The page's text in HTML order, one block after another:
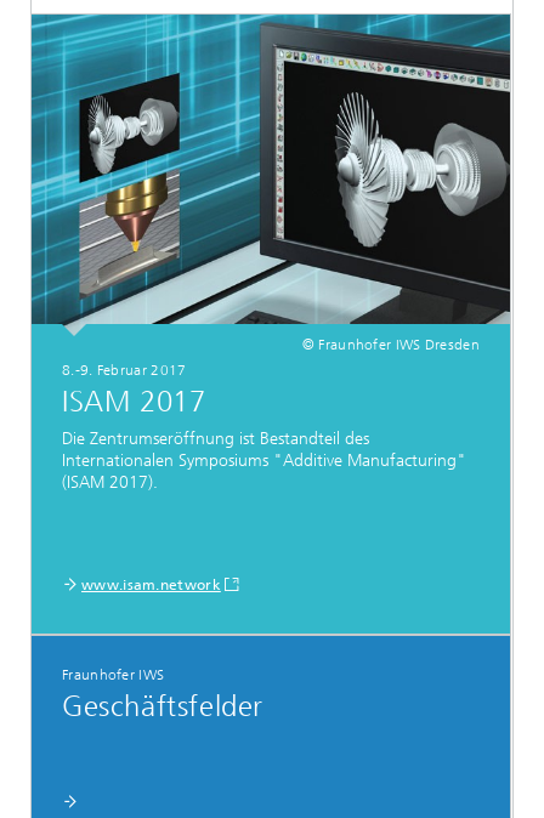
© Fraunhofer IWS Dresden
8.-9. Februar 2017
ISAM 2017
Die Zentrumseröffnung ist Bestandteil des
Internationalen Symposiums "Additive Manufacturing"
(ISAM 2017).
www.isam.network
Fraunhofer IWS
Geschäftsfelder